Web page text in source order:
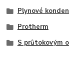
Plynové
Protherm
S průtokovým